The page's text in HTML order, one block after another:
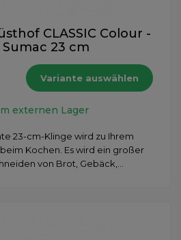
CLASSIC Colour -
Sumac 23 cm
Variante auswählen
externen Lager
23-cm-Klinge wird zu Ihrem
Kochen. Es wird ein großer
von Brot, Gebäck,...